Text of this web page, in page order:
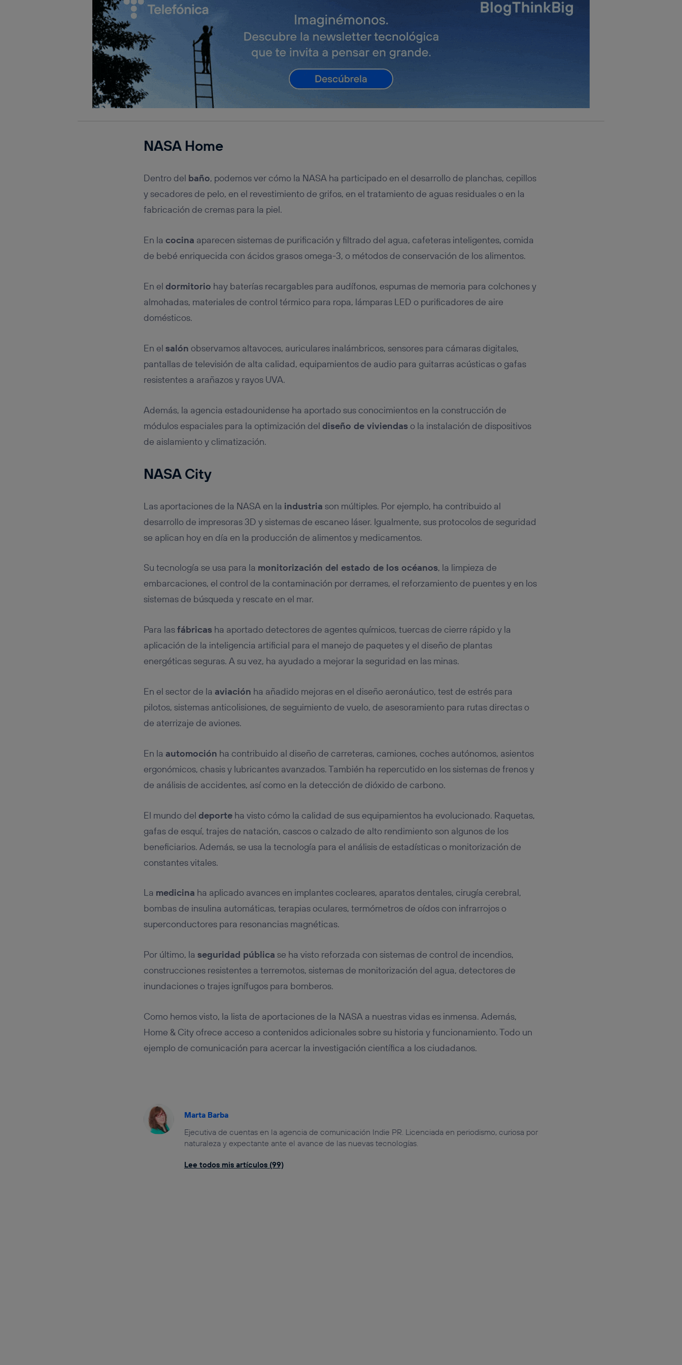
NASA Home
Dentro del baño, podemos ver cómo la NASA ha participado en el desarrollo de planchas, cepillos
y secadores de pelo, en el revestimiento de grifos, en el tratamiento de aguas residuales o en la
fabricación de cremas para la piel.
En la cocina aparecen sistemas de purificación y filtrado del agua, cafeteras inteligentes, comida
de bebé enriquecida con ácidos grasos omega-3, o métodos de conservación de los alimentos.
En el dormitorio hay baterías recargables para audífonos, espumas de memoria para colchones y
almohadas, materiales de control térmico para ropa, lámparas LED o purificadores de aire
domésticos.
En el salón observamos altavoces, auriculares inalámbricos, sensores para cámaras digitales,
pantallas de televisión de alta calidad, equipamientos de audio para guitarras acústicas o gafas
resistentes a arañazos y rayos UVA.
Además, la agencia estadounidense ha aportado sus conocimientos en la construcción de
módulos espaciales para la optimización del diseño de viviendaso la instalación de dispositivos
de aislamiento y climatización.
NASA City
Las aportaciones de la NASA en la industria son múltiples. Por ejemplo, ha contribuido al
desarrollo de impresoras 3D y sistemas de escaneo láser. Igualmente, sus protocolos de seguridad
se aplican hoy en día en la producción de alimentos y medicamentos.
Su tecnología se usa para la monitorización del estado de los océanos, la limpieza de
embarcaciones, el control de la contaminación por derrames, el reforzamiento de puentes y en los
sistemas de búsqueda y rescate en el mar.
Para lasfábricasha aportado detectores de agentes químicos, tuercas de cierre rápido y la
aplicación de la inteligencia artificial para el manejo de paquetes y el diseño de plantas
energéticas seguras. A su vez, ha ayudado a mejorar la seguridad en las minas.
En el sector de la aviación ha añadido mejoras en el diseño aeronáutico, test de estrés para
pilotos, sistemas anticolisiones, de seguimiento de vuelo, de asesoramiento para rutas directas o
de aterrizaje de aviones.
En la automoción ha contribuido al diseño de carreteras, camiones, coches autónomos, asientos
ergonómicos, chasis y lubricantes avanzados. También ha repercutido en los sistemas de frenos y
de análisis de accidentes, así como en la detección de dióxido de carbono.
El mundo del deporteha visto cómo la calidad de sus equipamientos ha evolucionado. Raquetas,
gafas de esquí, trajes de natación, cascos o calzado de alto rendimiento son algunos de los
beneficiarios. Además, se usa la tecnología para el análisis de estadísticas o monitorización de
constantes vitales.
La medicina ha aplicado avances en implantes cocleares, aparatos dentales, cirugía cerebral,
bombas de insulina automáticas, terapias oculares, termómetros de oídos con infrarrojos o
superconductores para resonancias magnéticas.
Por último, la seguridad pública se ha visto reforzada con sistemas de control de incendios,
construcciones resistentes a terremotos, sistemas de monitorización del agua, detectores de
inundaciones o trajes ignífugos para bomberos.
Como hemos visto, la lista de aportaciones de la NASA a nuestras vidas es inmensa. Además,
Home & City ofrece acceso a contenidos adicionales sobre su historia y funcionamiento. Todo un
ejemplo de comunicación para acercar la investigación científica a los ciudadanos.
Marta Barba
Ejecutiva de cuentas en la agencia de comunicación Indie PR. Licenciada en periodismo, curiosa por
naturaleza y expectante ante el avance de las nuevas tecnologías.
Lee todos mis artículos (99)
conecte su dispositivo y consienta el uso de la tecnología recibirá el mismo identificador.
Si utilizas unaconexión de banda ancha(p. ej., Wi-Fi), el marketing o análisis se
realizará en función de las actividades de navegación de los miembros del hogar que
hayan dado su consentimiento.
Si utilizas
, el marketing será más personalizado, ya que se basará
únicamente en la navegación del usuario del móvil.
Puedes gestionar los consentimientos Utiq seleccionando “Administrar Utiq” en la parte
inferior de esta página web o visitando el
portal de privacidad de Utiq (“consenthub”)
Para más información, consulta la política de privacidad de Utiq.